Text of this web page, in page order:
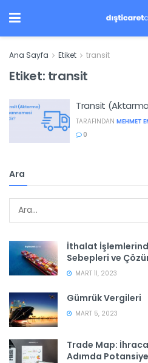
Ana Sayfa Etiket transit
Etiket: transit
Transit
TARAFINDAN MEHMET
0
Ara
İthalat
Sebepleri ve
MART 11, 2023
Gümrük Vergileri
MART 5, 2023
Trade Map:
Adımda